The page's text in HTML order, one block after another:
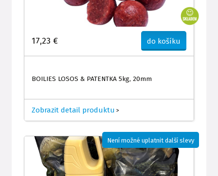
17,23 € do košíku
BOILIES LOSOS & PATENTKA 5kg, 20mm
Zobrazit detail produktu >
Není možné uplatnit další slevy